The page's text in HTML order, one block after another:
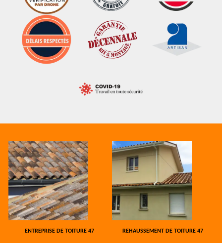
ENTREPRISE DE TOITURE 47 REHAUSSEMENT DE TOITURE 47